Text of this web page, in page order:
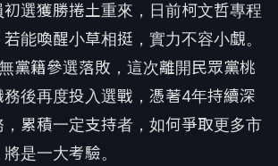
選獲勝捲土重來，日前柯文哲專程
能喚醒小草相挺，實力不容小覷。
黨籍參選落敗，這次離開民眾黨桃
務後再度投入選戰，憑著4年持續深
累積一定支持者，如何爭取更多市
是一大考驗。